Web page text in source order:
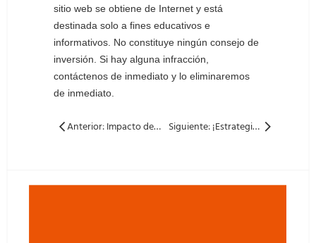
sitio web se obtiene de Internet y está
destinada solo a fines educativos e
informativos. No constituye ningún consejo de
inversión. Si hay alguna infracción,
contáctenos de inmediato y lo eliminaremos
de inmediato.
Anterior: Impacto de dos tecnologías de corte importantes en micro-cracks y eficiencia en células solares Siguiente: ¡Estrategia! Lista de verificación para la construcción y configuración de pequeñas a medianas estaciones fotovoltaicas de tamaño mediano